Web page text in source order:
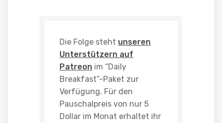
Die Folge steht unseren
Unterstützern auf
Patreon im “Daily
Breakfast”-Paket zur
Verfügung. Für den
Pauschalpreis von nur 5
Dollar im Monat erhaltet ihr